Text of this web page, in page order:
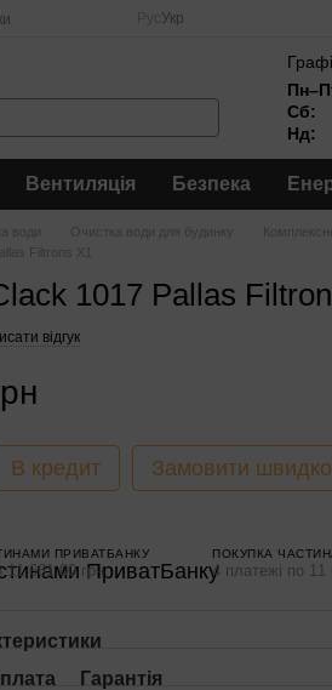
Укр
Сб:
Нд:
Вентиляція Безпека
води Очистка води для будинку
Filtrons X1
1017 Pallas
відгук
В кредит Замовити швидко
ПРИВАТБАНКУ
11 661.00 грн
ПОКУПКА
4 платежі по 11
Гарантія